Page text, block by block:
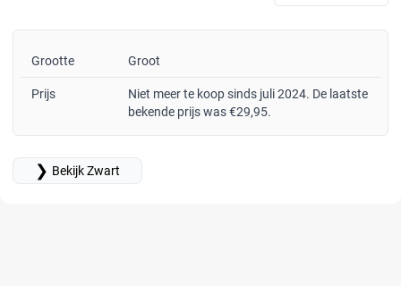
Grootte Groot
Prijs
Niet meer te koop sinds juli 2024. De laatste
bekende prijs was €29,95.
❯ Bekijk Zwart